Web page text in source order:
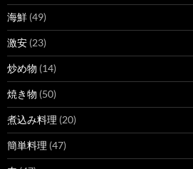
海鮮 (49)
激安 (23)
炒め物 (14)
焼き物 (50)
煮込み料理 (20)
簡単料理 (47)